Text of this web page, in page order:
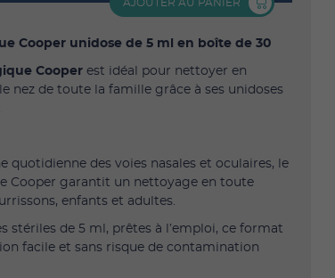
AJOUTER AU PANIER
Cooper unidose de 5 ml en boîte de 30
Cooperest idéal pour nettoyer en
nez de toute la famille grâce à ses unidoses
quotidienne des voies nasales et oculaires, le
Cooper garantit un nettoyage en toute
enfants et adultes.
stériles de 5 ml, prêtes à l’emploi, ce format
facile et sans risque de contamination